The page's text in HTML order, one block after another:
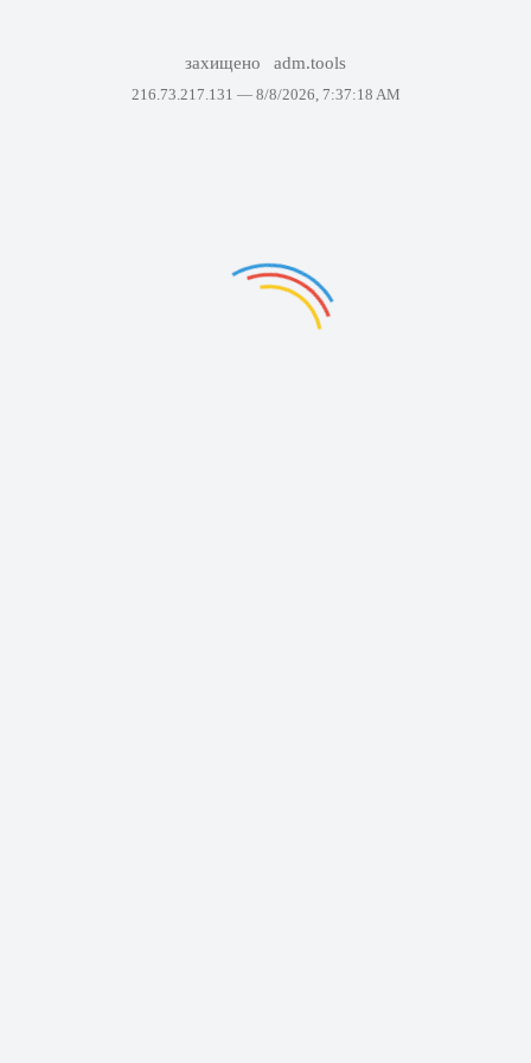
захищено adm.tools
216.73.217.131 — 8/8/2026, 7:37:18 AM